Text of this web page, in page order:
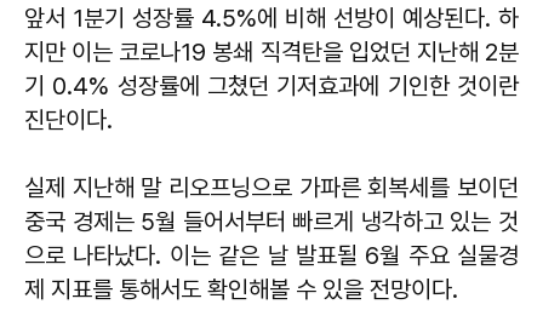
앞서 1분기 성장률 4.5%에 비해 선방이 예상된다. 하
지만 이는 코로나19 봉쇄 직격탄을 입었던 지난해 2분
기 0.4% 성장률에 그쳤던 기저효과에 기인한 것이란
진단이다.
실제 지난해 말 리오프닝으로 가파른 회복세를 보이던
중국 경제는 5월 들어서부터 빠르게 냉각하고 있는 것
으로 나타났다. 이는 같은 날 발표될 6월 주요 실물경
제 지표를 통해서도 확인해볼 수 있을 전망이다.